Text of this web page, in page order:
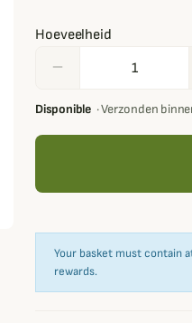
Hoeveelheid
remove
Disponible ·Verzonden
Your basket must contain
rewards.